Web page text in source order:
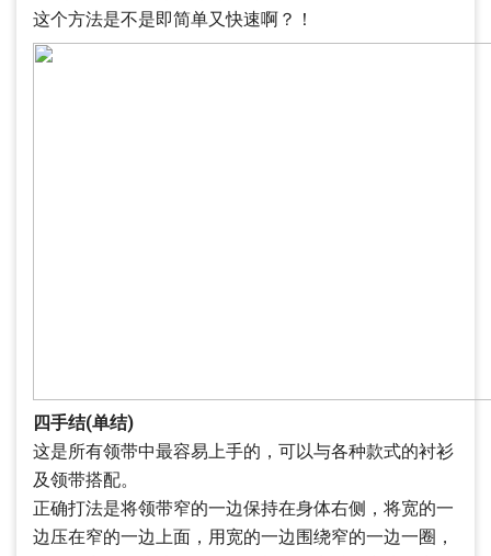
这个方法是不是即简单又快速啊？！
四手结(单结)
这是所有领带中最容易上手的，可以与各种款式的衬衫
及领带搭配。
正确打法是将领带窄的一边保持在身体右侧，将宽的一
边压在窄的一边上面，用宽的一边围绕窄的一边一圈，